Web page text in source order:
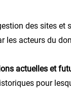
des sites et
les acteurs du
actuelles et
pour